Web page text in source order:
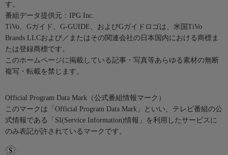
す。
番組データ提供元：IPG Inc.
TiVo、Gガイド、G-GUIDE、およびGガイドロゴは、米国TiVo
Brands LLCおよび／またはその関連会社の日本国内における商標ま
たは登録商標です。
このホームページに掲載している記事・写真等あらゆる素材の無断
複写・転載を禁じます。
Official Program Data Mark（公式番組情報マーク）
このマークは「Official Program Data Mark」といい、テレビ番組の公
式情報である「SI(Service Information)情報」を利用したサービスに
のみ表記が許されているマークです。